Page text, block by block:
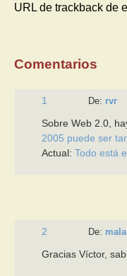
URL de trackback de
Comentarios
1 De: rvr
Sobre Web 2.0,
2005 puede ser
Actual: Todo está
2 De:
Gracias Víctor,